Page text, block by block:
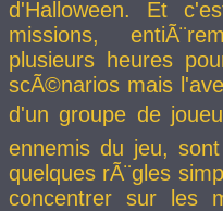
d'Halloween. Et
missions,
plusieurs heures
scÃ©narios mais
d'un groupe de
ennemis du jeu,
quelques rÃ¨gles
concentrer sur les